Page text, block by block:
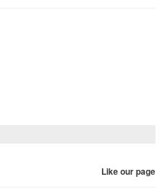
Like our page